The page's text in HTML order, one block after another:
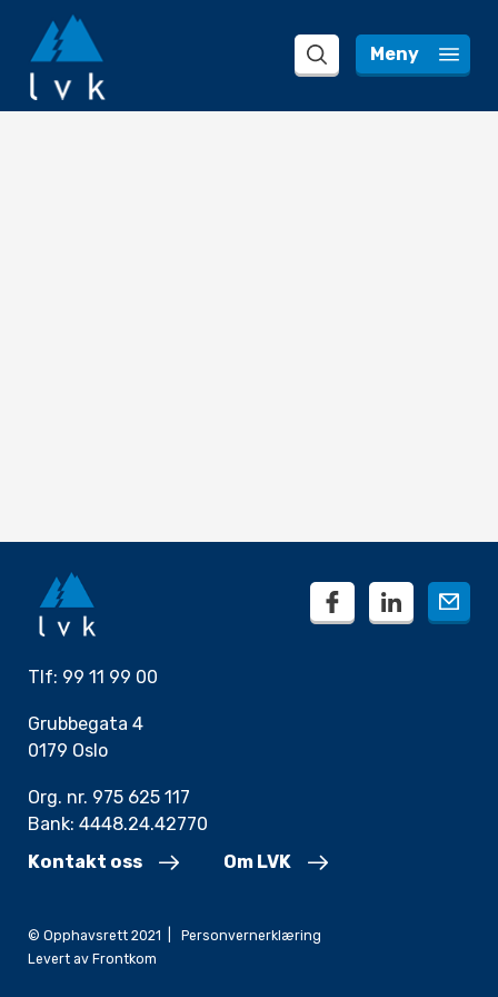
search
facebooklinkedin
Tlf: 99 11 99 00
Grubbegata 4
0179 Oslo
Org. nr. 975 625 117
Bank: 4448.24.42770
Kontakt oss
Om LVK
© Opphavsrett 2021 |
Personvernerklæring
Levert av Frontkom